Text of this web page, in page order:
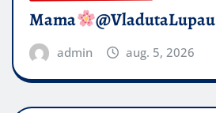
Mama @VladutaLupau
admin aug. 5, 2026